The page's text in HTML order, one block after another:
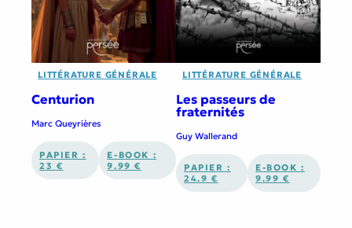
LITTÉRATURE GÉNÉRALE
Centurion
Marc Queyrières
PAPIER :
23 €
E-BOOK :
9.99 €
LITTÉRATURE GÉNÉRALE
Les passeurs de
fraternités
Guy Wallerand
PAPIER :
24.9 €
E-BOOK :
9.99 €